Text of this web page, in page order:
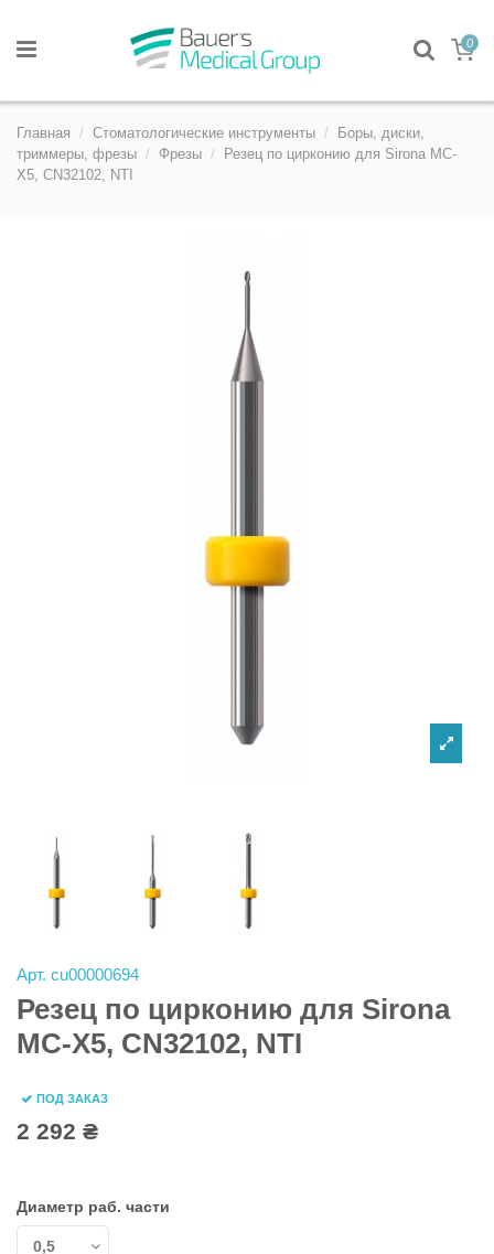
0
Главная Стоматологические инструменты
Боры, диски,
триммеры, фрезы
Фрезы
Резец по цирконию для Sirona MC-
X5, CN32102, NTI
Арт. cu00000694
Резец по цирконию для Sirona
MC-X5, CN32102, NTI
ПОД ЗАКАЗ
2 292 ₴
Диаметр раб. части